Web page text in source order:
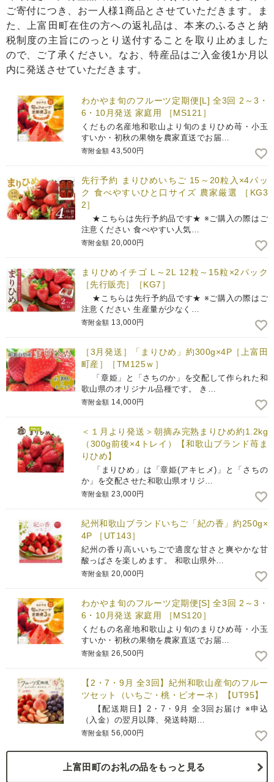
ご寄付につき、お一人様1商品とさせていただきます。ま
た、上富田町在住の方への返礼品は、本来のふるさと納
税制度の主旨にのっとり送付することを取り止めました
ので、ご了承ください。なお、特産品はご入金後1か月以
内に発送させていただきます。
わかやま旬のフルーツ定期便[L] 全3回 2～3・
6・10月発送 家庭用 ［MS121］
くだもの名産地和歌山より旬のまりひめ苺・小玉
すいか・初秋の果物を農家直送でお届…
寄附金額 43,500円
先行予約 まりひめいちご 15～20粒入×4パッ
ク 食べやすいひと口サイズ 農家厳選 ［KG3
2］
★こちらは先行予約品です★ ※ご購入の際はご
注意ください 食べやすい人気…
寄附金額 20,000円
まりひめイチゴ L～2L 12粒～15粒×2パック
［先行販売］［KG7］
★こちらは先行予約品です★ ※ご購入の際はご
注意ください 生産量が少なく…
寄附金額 13,000円
［3月発送］「まりひめ」約300g×4P［上富田
町産］［TM125ｗ］
「章姫」と「さちのか」を交配して作られた和
歌山県のオリジナル品種です。 き…
寄附金額 14,000円
＜１月より発送＞朝摘み完熟まりひめ約1.2kg
（300g前後×4トレイ）【和歌山ブランド苺ま
りひめ】
「まりひめ」は「章姫(アキヒメ)」と「さちの
か」を交配させた和歌山県オリジ…
寄附金額 23,000円
紀州和歌山ブランドいちご「紀の香」約250g×
4P ［UT143］
紀州の香り高いいちごで適度な甘さと爽やかな甘
酸っぱさを楽しめます。 和歌山県外…
寄附金額 20,000円
わかやま旬のフルーツ定期便[S] 全3回 2～3・
6・10月発送 家庭用 ［MS120］
くだもの名産地和歌山より旬のまりひめ苺・小玉
すいか・初秋の果物を農家直送でお届…
寄附金額 26,500円
【2・7・9月 全3回】紀州和歌山産旬のフルー
ツセット（いちご・桃・ピオーネ）【UT95】
【配送期日】2・7・9月 全3回お届け ※申込
（入金）の翌月以降、発送時期…
寄附金額 56,000円
上富田町のお礼の品をもっと見る